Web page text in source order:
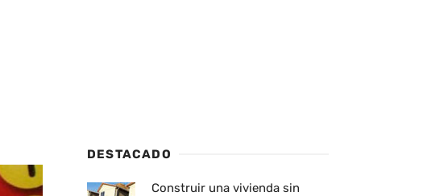
DESTACADO
Construir una vivienda sin